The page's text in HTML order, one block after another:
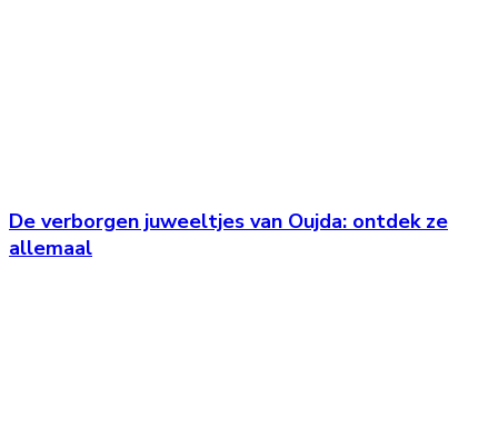
De verborgen juweeltjes van Oujda: ontdek ze
allemaal